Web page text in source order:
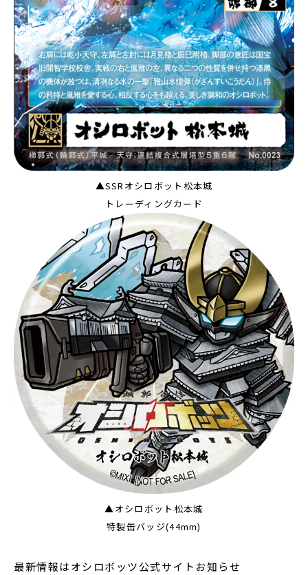
▲SSRオシロボット松本城
トレーディングカード
▲オシロボット松本城
特製缶バッジ(44mm)
最新情報はオシロボッツ公式サイトお知らせ